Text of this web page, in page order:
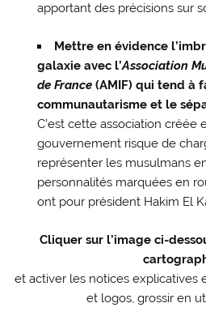
apportant des précisions sur
Mettre en évidence
galaxie avec l’Association
de France(AMIF) qui tend à
communautarisme et le
C’est cette association créée
gouvernement risque de
représenter les musulmans
personnalités marquées en
ont pour président Hakim El
Cliquer sur l’image ci-
et activer les notices explicatives
et logos, grossir en